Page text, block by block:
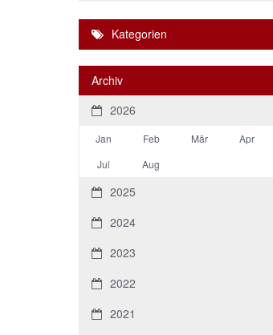
Kategorien
Archiv
2026
Jan Feb Mär Apr
Jul
Aug
2025
2024
2023
2022
2021